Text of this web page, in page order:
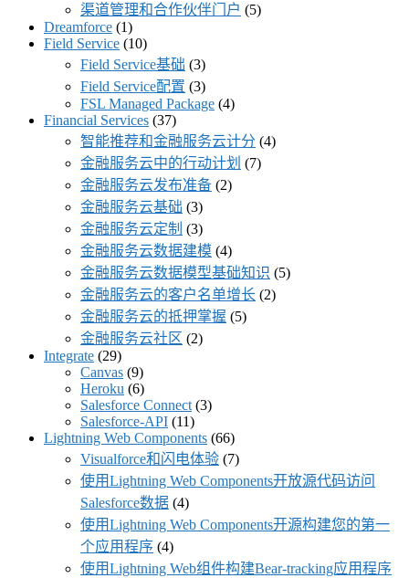
渠道管理和合作伙伴门户 (5)
Dreamforce (1)
Field Service (10)
Field Service基础 (3)
Field Service配置 (3)
FSL Managed Package (4)
Financial Services (37)
智能推荐和金融服务云计分 (4)
金融服务云中的行动计划 (7)
金融服务云发布准备 (2)
金融服务云基础 (3)
金融服务云定制 (3)
金融服务云数据建模 (4)
金融服务云数据模型基础知识 (5)
金融服务云的客户名单增长 (2)
金融服务云的抵押掌握 (5)
金融服务云社区 (2)
Integrate (29)
Canvas (9)
Heroku (6)
Salesforce Connect (3)
Salesforce-API (11)
Lightning Web Components (66)
Visualforce和闪电体验 (7)
使用Lightning Web Components开放源代码访问
Salesforce数据 (4)
使用Lightning Web Components开源构建您的第一
个应用程序 (4)
使用Lightning Web组件构建Bear-tracking应用程序